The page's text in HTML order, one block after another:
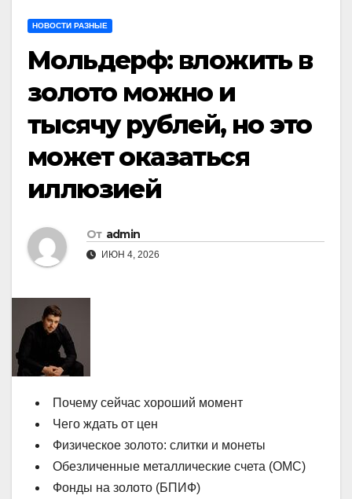
НОВОСТИ РАЗНЫЕ
Мольдерф: вложить в
золото можно и
тысячу рублей, но это
может оказаться
иллюзией
От admin
ИЮН 4, 2026
Почему сейчас хороший момент
Чего ждать от цен
Физическое золото: слитки и монеты
Обезличенные металлические счета (ОМС)
Фонды на золото (БПИФ)